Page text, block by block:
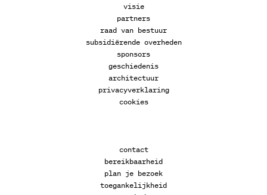
visie
partners
raad van bestuur
subsidiërende overheden
sponsors
geschiedenis
architectuur
privacyverklaring
cookies
contact
bereikbaarheid
plan je bezoek
toegankelijkheid